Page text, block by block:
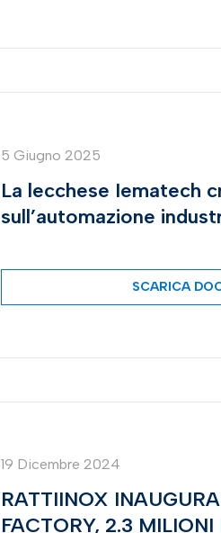
5 Giugno 2025
La lecchese Iematech
sull’automazione
SCARICA
19 Dicembre 2024
RATTIINOX
FACTORY, 2.3